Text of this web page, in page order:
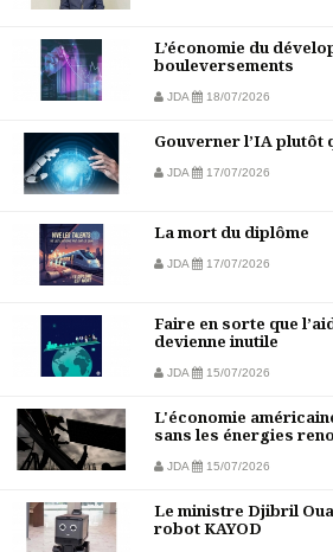
L’économie du
bouleversements
JDA 18/07/2026
Gouverner l’IA plutôt
JDA 17/07/2026
La mort du diplôme
JDA 17/07/2026
Faire en sorte que
devienne inutile
JDA 15/07/2026
L'économie
sans les énergies
JDA 15/07/2026
Le ministre Djibril
robot KAYOD